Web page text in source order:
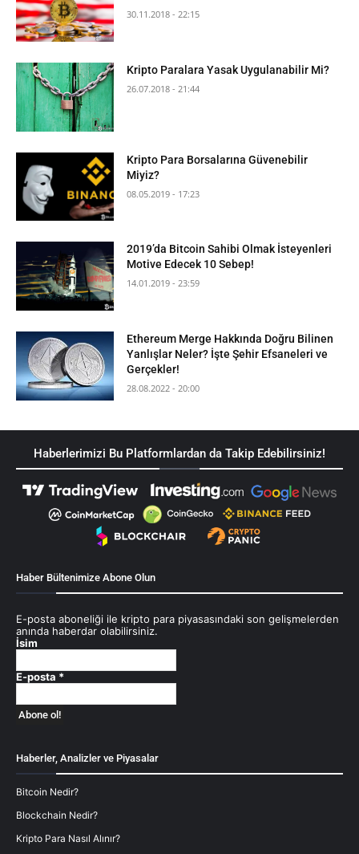
30.11.2018 - 22:15
Kripto Paralara Yasak Uygulanabilir Mi?
26.07.2018 - 21:44
Kripto Para Borsalarına Güvenebilir
Miyiz?
08.05.2019 - 17:23
2019’da Bitcoin Sahibi Olmak İsteyenleri
Motive Edecek 10 Sebep!
14.01.2019 - 23:59
Ethereum Merge Hakkında Doğru Bilinen
Yanlışlar Neler? İşte Şehir Efsaneleri ve
Gerçekler!
28.08.2022 - 20:00
Haberlerimizi Bu Platformlardan da Takip Edebilirsiniz!
Haber Bültenimize Abone Olun
E-posta aboneliği ile kripto para piyasasındaki son gelişmelerden
anında haberdar olabilirsiniz.
İsim
E-posta *
Haberler, Analizler ve Piyasalar
Bitcoin Nedir?
Blockchain Nedir?
Kripto Para Nasıl Alınır?